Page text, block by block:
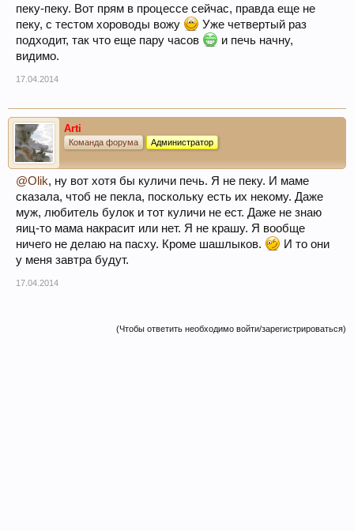
пеку-пеку. Вот прям в процессе сейчас, правда еще не
пеку, с тестом хороводы вожу
Уже четвертый раз
подходит, так что еще пару часов
и печь начну,
видимо.
17.04.2014
Arti
Команда форума Администратор
@Olik, ну вот хотя бы куличи печь. Я не пеку. И маме
сказала, чтоб не пекла, поскольку есть их некому. Даже
муж, любитель булок и тот куличи не ест. Даже не знаю
яиц-то мама накрасит или нет. Я не крашу. Я вообще
ничего не делаю на пасху. Кроме шашлыков.
И то они
у меня завтра будут.
17.04.2014
(Чтобы ответить необходимо войти/зарегистрироваться)